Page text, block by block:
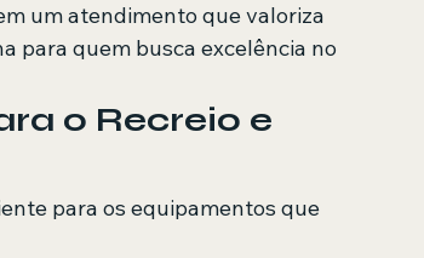
um atendimento que valoriza
para quem busca excelência no
o Recreio e
para os equipamentos que